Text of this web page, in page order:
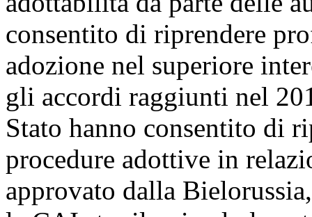
consentito di riprendere
adozione nel superiore
gli accordi raggiunti nel
Stato hanno consentito di
procedure adottive in
approvato dalla